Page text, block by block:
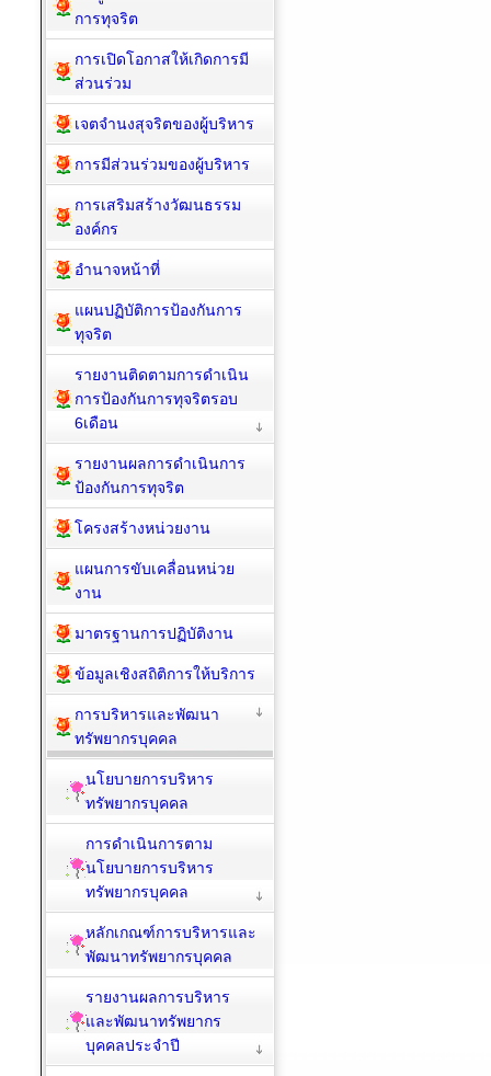
การทุจริต
การเปิดโอกาสให้เกิดการมี
ส่วนร่วม
เจตจำนงสุจริตของผู้บริหาร
การมีส่วนร่วมของผู้บริหาร
การเสริมสร้างวัฒนธรรม
องค์กร
อำนาจหน้าที่
แผนปฏิบัติการป้องกันการ
ทุจริต
รายงานติดตามการดำเนิน
การป้องกันการทุจริตรอบ
6เดือน
รายงานผลการดำเนินการ
ป้องกันการทุจริต
โครงสร้างหน่วยงาน
แผนการขับเคลื่อนหน่วย
งาน
มาตรฐานการปฏิบัติงาน
ข้อมูลเชิงสถิติการให้บริการ
การบริหารและพัฒนา
ทรัพยากรบุคคล
นโยบายการบริหาร
ทรัพยากรบุคคล
การดำเนินการตาม
นโยบายการบริหาร
ทรัพยากรบุคคล
หลักเกณฑ์การบริหารและ
พัฒนาทรัพยากรบุคคล
รายงานผลการบริหาร
และพัฒนาทรัพยากร
บุคคลประจำปี